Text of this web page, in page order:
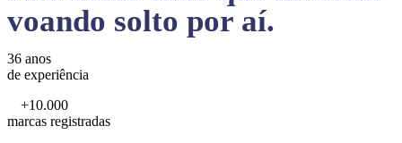
voando solto por aí.
36 anos
de experiência
+10.000
marcas registradas